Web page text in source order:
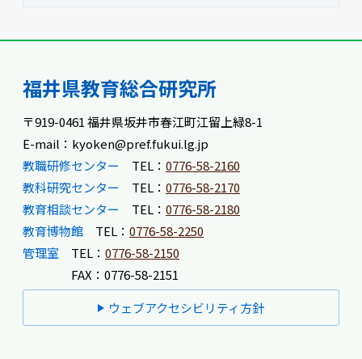
福井県教育総合研究所
〒919-0461 福井県坂井市春江町江留上緑8-1
E-mail：kyoken@pref.fukui.lg.jp
教職研修センター
TEL： 0776-58-2160
教科研究センター
TEL： 0776-58-2170
教育相談センター
TEL： 0776-58-2180
教育博物館
TEL： 0776-58-2250
管理室
TEL： 0776-58-2150
FAX：0776-58-2151
ウェブアクセシビリティ方針